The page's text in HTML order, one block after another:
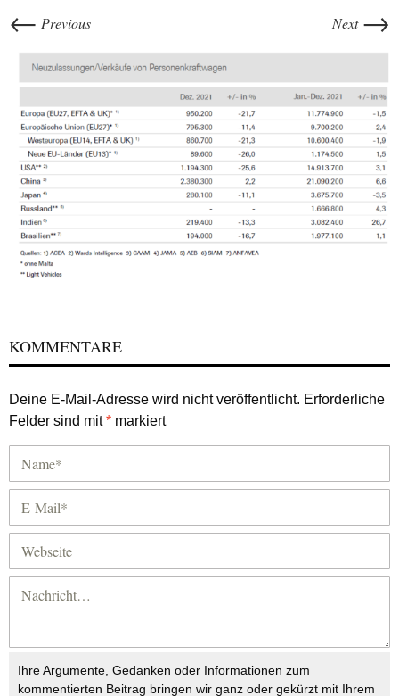
← Previous Next →
KOMMENTARE
Deine E-Mail-Adresse wird nicht veröffentlicht. Erforderliche
Felder sind mit* markiert
Ihre Argumente, Gedanken oder Informationen zum
kommentierten Beitrag bringen wir ganz oder gekürzt mit Ihrem